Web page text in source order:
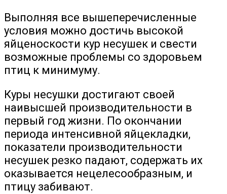
Выполняя все вышеперечисленные
условия можно достичь высокой
яйценоскости кур несушек и свести
возможные проблемы со здоровьем
птиц к минимуму.
Куры несушки достигают своей
наивысшей производительности в
первый год жизни. По окончании
периода интенсивной яйцекладки,
показатели производительности
несушек резко падают, содержать их
оказывается нецелесообразным, и
птицу забивают.